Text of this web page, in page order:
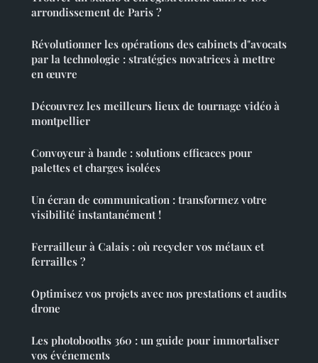
arrondissement de Paris ?
Révolutionner les opérations des cabinets d"avocats
par la technologie : stratégies novatrices à mettre
en œuvre
Découvrez les meilleurs lieux de tournage vidéo à
montpellier
Convoyeur à bande : solutions efficaces pour
palettes et charges isolées
Un écran de communication : transformez votre
visibilité instantanément !
Ferrailleur à Calais : où recycler vos métaux et
ferrailles ?
Optimisez vos projets avec nos prestations et audits
drone
Les photobooths 360 : un guide pour immortaliser
vos événements